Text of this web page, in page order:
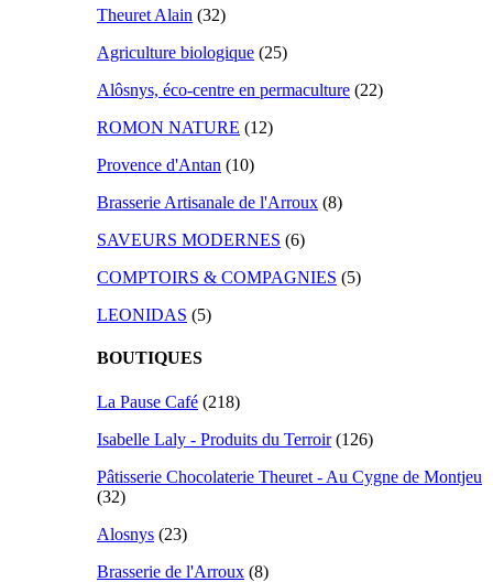
Theuret Alain (32)
Agriculture biologique (25)
Alôsnys, éco-centre en permaculture (22)
ROMON NATURE (12)
Provence d'Antan (10)
Brasserie Artisanale de l'Arroux (8)
SAVEURS MODERNES (6)
COMPTOIRS & COMPAGNIES (5)
LEONIDAS (5)
BOUTIQUES
La Pause Café (218)
Isabelle Laly - Produits du Terroir(126)
Pâtisserie Chocolaterie Theuret - Au Cygne de Montjeu
(32)
Alosnys (23)
Brasserie de l'Arroux (8)